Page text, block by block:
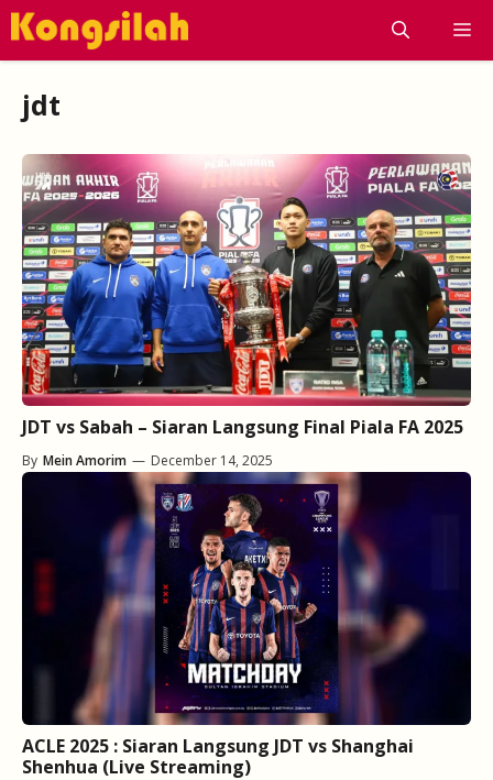
Skip
jdt
JDT vs Sabah – Siaran Langsung Final Piala FA 2025
By Mein Amorim — December 14, 2025
ACLE 2025 : Siaran Langsung JDT vs Shanghai
Shenhua (Live Streaming)